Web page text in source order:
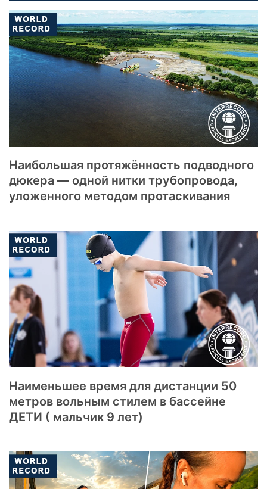
Наибольшая протяжённость подводного
дюкера — одной нитки трубопровода,
уложенного методом протаскивания
Наименьшее время для дистанции 50
метров вольным стилем в бассейне
ДЕТИ ( мальчик 9 лет)